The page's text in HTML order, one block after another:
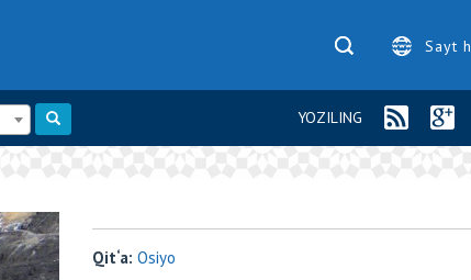
Sayt
YOZILING
Qit‘a: Osiyo